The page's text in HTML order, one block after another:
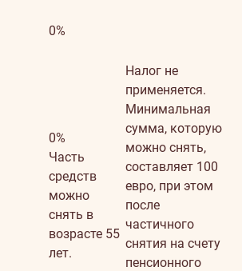
0%
0%
Часть
средств
можно
снять в
возрасте 55
лет.
Налог не
применяется.
Минимальная
сумма, которую
можно снять,
составляет 100
евро, при этом
после
частичного
снятия на счету
пенсионного